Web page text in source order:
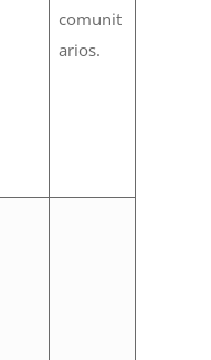
comunit
arios.